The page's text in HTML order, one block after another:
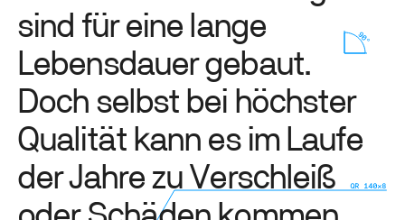
sind für eine lange
Lebensdauergebaut.
Doch selbst bei höchster
Qualität kann es im Laufe
derJahrezuVerschleiß